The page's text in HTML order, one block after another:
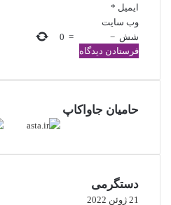
ایمیل *
وب‌ سایت
شش −
=
0
حامیان جاواکاپ
دستگرمی
21 ژوئن 2022